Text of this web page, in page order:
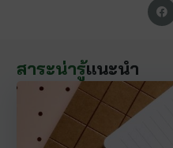
สาระน่ารู้แนะนำ